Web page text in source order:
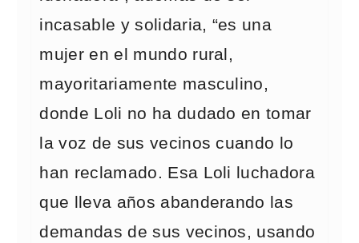
incasable y solidaria, “es una
mujer en el mundo rural,
mayoritariamente masculino,
donde Loli no ha dudado en tomar
la voz de sus vecinos cuando lo
han reclamado. Esa Loli luchadora
que lleva años abanderando las
demandas de sus vecinos, usando